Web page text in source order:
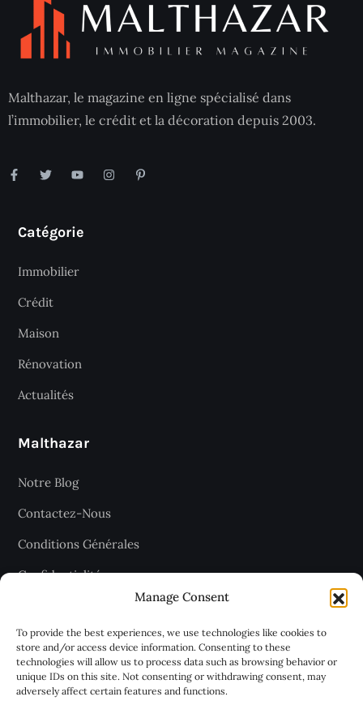
Manage Consent
To provide the best experiences, we use technologies like cookies to
store and/or access device information. Consenting to these
technologies will allow us to process data such as browsing behavior or
unique IDs on this site. Not consenting or withdrawing consent, may
adversely affect certain features and functions.
Malthazar, le magazine en ligne spécialisé dans
l’immobilier, le crédit et la décoration depuis 2003.
Catégorie
Immobilier
Crédit
Maison
Rénovation
Actualités
Malthazar
Notre Blog
Contactez-Nous
Conditions Générales
Confidentialité
Recevez les dernières articles